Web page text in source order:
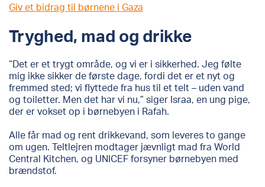
Giv et bidrag til børnene i Gaza
Tryghed, mad og drikke
“Det er et trygt område, og vi er i sikkerhed. Jeg følte
mig ikke sikker de første dage, fordi det er et nyt og
fremmed sted; vi flyttede fra hus til et telt – uden vand
og toiletter. Men det har vi nu,” siger Israa, en ung pige,
der er vokset op i børnebyen i Rafah.
Alle får mad og rent drikkevand, som leveres to gange
om ugen. Teltlejren modtager jævnligt mad fra World
Central Kitchen, og UNICEF forsyner børnebyen med
brændstof.